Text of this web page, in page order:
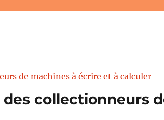
collectionneurs